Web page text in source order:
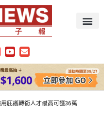
庇護轉銜人才最高可獲36萬